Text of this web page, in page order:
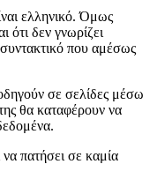
ελληνικό. Όμως
ότι δεν γνωρίζει
που αμέσως
σε σελίδες μέσω
θα καταφέρουν να
πατήσει σε καμία